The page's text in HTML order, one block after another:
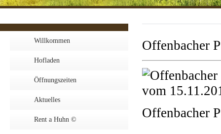
Willkommen
Hofladen
Öffnungszeiten
Aktuelles
Rent a Huhn ©
Offenbacher
Offenbacher